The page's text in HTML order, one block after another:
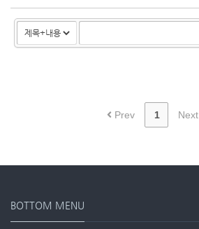
Prev 1 Next
BOTTOM MENU